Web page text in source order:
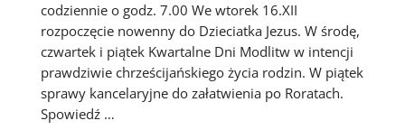
codziennie o godz. 7.00 We wtorek 16.XII
rozpoczęcie nowenny do Dzieciatka Jezus. W środę,
czwartek i piątek Kwartalne Dni Modlitw w intencji
prawdziwie chrześcijańskiego życia rodzin. W piątek
sprawy kancelaryjne do załatwienia po Roratach.
Spowiedź …